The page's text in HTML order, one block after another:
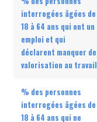
interrogées âgées de
18 à 64 ans qui ont un
emploi et qui
déclarent manquer de
valorisation au travail
% des personnes
interrogées âgées de
18 à 64 ans qui ne